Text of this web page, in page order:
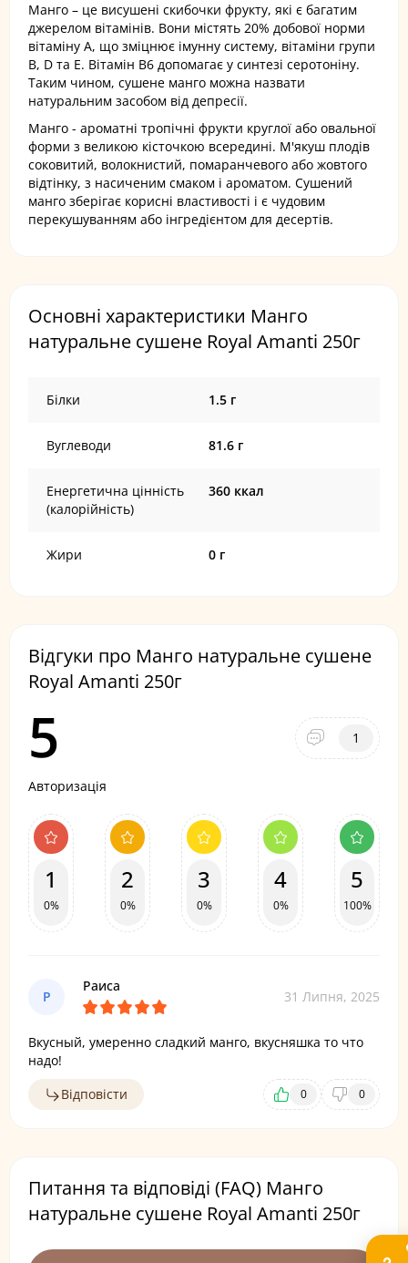
Манго – це висушені скибочки фрукту, які є багатим
джерелом вітамінів. Вони містять 20% добової норми
вітаміну А, що зміцнює імунну систему, вітаміни групи
В, D та Е. Вітамін B6 допомагає у синтезі серотоніну.
Таким чином, сушене манго можна назвати
натуральним засобом від депресії.
Манго - ароматні тропічні фрукти круглої або овальної
форми з великою кісточкою всередині. М'якуш плодів
соковитий, волокнистий, помаранчевого або жовтого
відтінку, з насиченим смаком і ароматом. Сушений
манго зберігає корисні властивості і є чудовим
перекушуванням або інгредієнтом для десертів.
Основні характеристики Манго
натуральне сушене Royal Amanti 250г
Білки 1.5 г
Вуглеводи 81.6 г
Енергетична цінність
(калорійність)
360 ккал
Жири 0 г
Відгуки про Манго натуральне сушене
Royal Amanti 250г
5 1
Авторизація
1
0%
2
0%
3
0%
4
0%
5
100%
Р
Раиса
31 Липня, 2025
Вкусный, умеренно сладкий манго, вкусняшка то что
надо!
Відповісти
0 0
Питання та відповіді (FAQ) Манго
натуральне сушене Royal Amanti 250г